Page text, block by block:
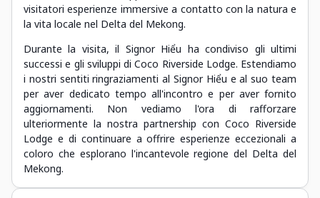
visitatori esperienze immersive a contatto con la natura e
la vita locale nel Delta del Mekong.
Durante la visita, il Signor Hiểu ha condiviso gli ultimi
successi e gli sviluppi di Coco Riverside Lodge. Estendiamo
i nostri sentiti ringraziamenti al Signor Hiểu e al suo team
per aver dedicato tempo all'incontro e per aver fornito
aggiornamenti. Non vediamo l'ora di rafforzare
ulteriormente la nostra partnership con Coco Riverside
Lodge e di continuare a offrire esperienze eccezionali a
coloro che esplorano l'incantevole regione del Delta del
Mekong.